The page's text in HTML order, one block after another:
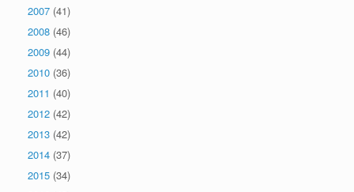
2007 (41)
2008 (46)
2009 (44)
2010 (36)
2011 (40)
2012 (42)
2013 (42)
2014 (37)
2015 (34)